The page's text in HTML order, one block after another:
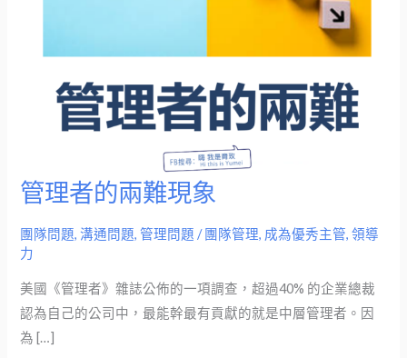
管理者的兩難現象
團隊問題,溝通問題,管理問題 / 團隊管理, 成為優秀主管,領導
力
美國《管理者》雜誌公佈的一項調查，超過40% 的企業總裁
認為自己的公司中，最能幹最有貢獻的就是中層管理者。因
為 […]
管
者
的
兩
難
現